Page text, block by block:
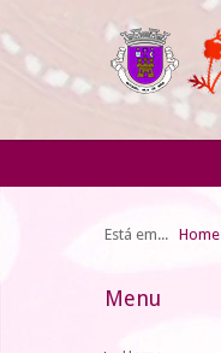
Está em... Home
Menu